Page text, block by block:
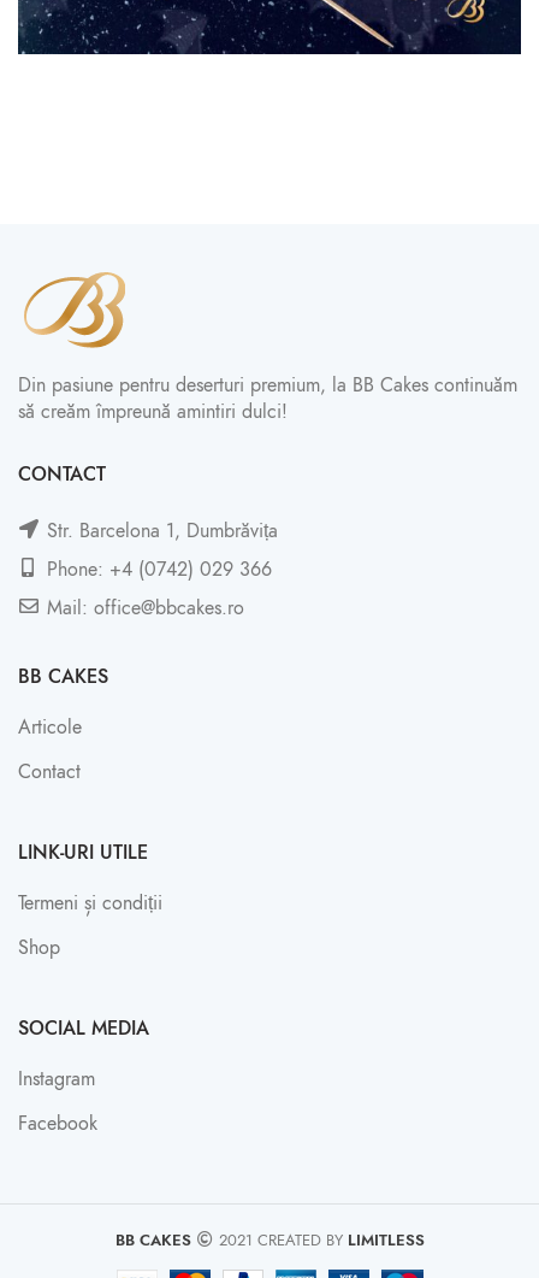
Din pasiune pentru deserturi premium, la BB Cakes continuăm
să creăm împreună amintiri dulci!
CONTACT
Str. Barcelona 1, Dumbrăvița
Phone: +4 (0742) 029 366
Mail: office@bbcakes.ro
BB CAKES
Articole
Contact
LINK-URI UTILE
Termeni și condiții
Shop
SOCIAL MEDIA
Instagram
Facebook
BB CAKES 2021 CREATED BY LIMITLESS